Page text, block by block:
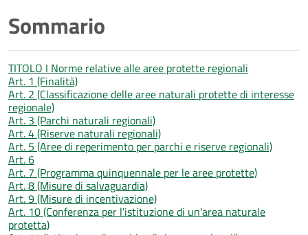
Sommario
TITOLO I Norme relative alle aree protette regionali
Art. 1 (Finalità)
Art. 2 (Classificazione delle aree naturali protette di interesse
regionale)
Art. 3 (Parchi naturali regionali)
Art. 4 (Riserve naturali regionali)
Art. 5 (Aree di reperimento per parchi e riserve regionali)
Art. 6
Art. 7 (Programma quinquennale per le aree protette)
Art. 8 (Misure di salvaguardia)
Art. 9 (Misure di incentivazione)
Art. 10 (Conferenza per l'istituzione di un'area naturale
protetta)